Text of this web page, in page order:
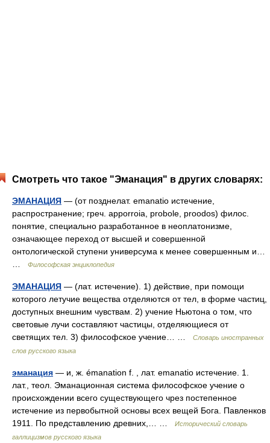
Смотреть что такое "Эманация" в других словарях:
ЭМАНАЦИЯ — (от позднелат. emanatio истечение,
распространение; греч. apporroia, probole, proodos) филос.
понятие, специально разработанное в неоплатонизме,
означающее переход от высшей и совершенной
онтологической ступени универсума к менее совершенным и…
Философская энциклопедия
ЭМАНАЦИЯ — (лат. истечение). 1) действие, при помощи
которого летучие вещества отделяются от тел, в форме частиц,
доступных внешним чувствам. 2) учение Ньютона о том, что
световые лучи составляют частицы, отделяющиеся от
светящих тел. 3) философское учение… …
Словарь иностранных
слов русского языка
эманация — и, ж. émanation f. , лат. emanatio истечение. 1.
лат., теол. Эманационная система философское учение о
происхождении всего существующего чрез постепенное
истечение из первобытной основы всех вещей Бога. Павленков
1911. По представлению древних,… …
Исторический словарь
галлицизмов русского языка